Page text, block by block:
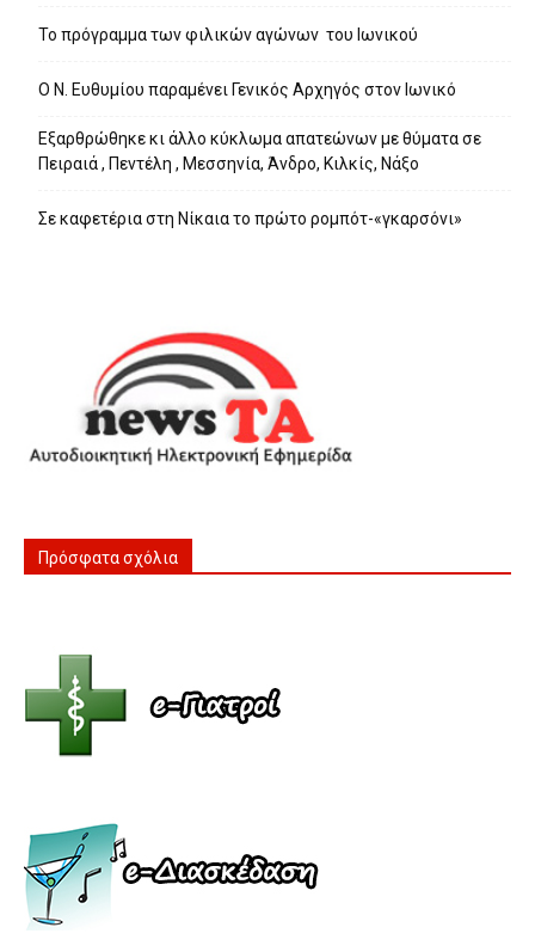
Το πρόγραμμα των φιλικών αγώνων του Ιωνικού
Ο Ν. Ευθυμίου παραμένει Γενικός Αρχηγός στον Ιωνικό
Εξαρθρώθηκε κι άλλο κύκλωμα απατεώνων με θύματα σε
Πειραιά , Πεντέλη , Μεσσηνία, Άνδρο, Κιλκίς, Νάξο
Σε καφετέρια στη Νίκαια το πρώτο ρομπότ-«γκαρσόνι»
Πρόσφατα σχόλια